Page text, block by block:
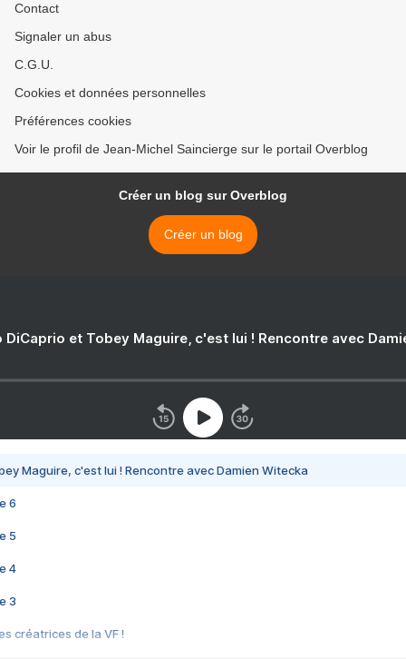
Contact
Signaler un abus
C.G.U.
Cookies et données personnelles
Préférences cookies
Voir le profil de Jean-Michel Saincierge sur le portail Overblog
Créer un blog sur Overblog
Créer un blog
DiCaprio et Tobey Maguire, c'est lui ! Rencontre avec
Maguire, c'est lui ! Rencontre avec Damien Witecka
6
5
4
3
créatrices de la VF !